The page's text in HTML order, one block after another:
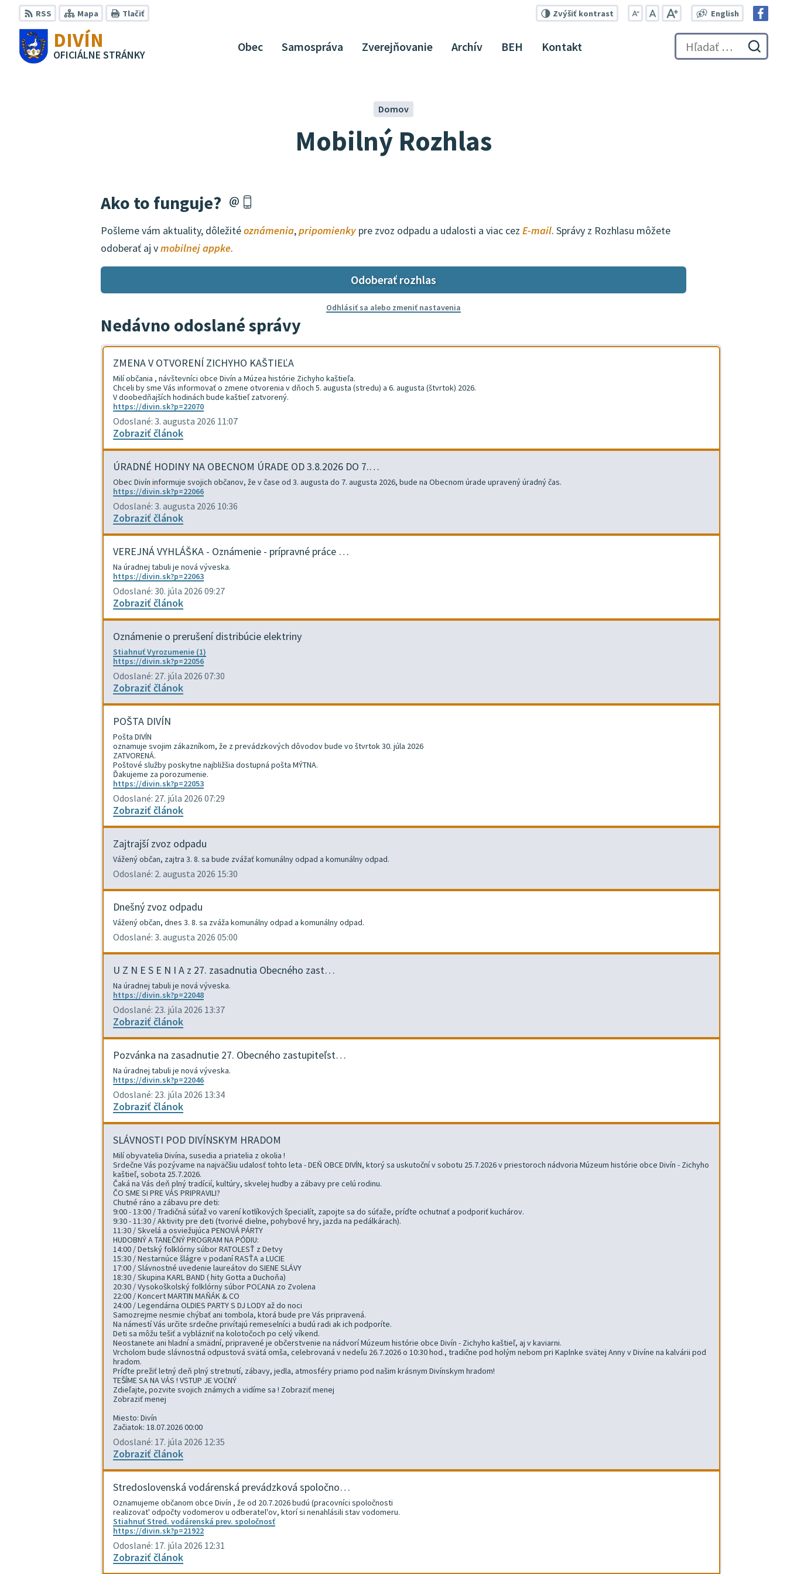
Preskočiť
na
obsah
RSS Mapa Tlačiť Zvýšiťkontrast
pôvodnú
písma
veľkosť
písma
English
language
to
English
DIVÍN
OFICIÁLNE STRÁNKY
Obec Samospráva Zverejňovanie Archív BEH Kontakt Hľadať:
Mobilný Rozhlas
Domov
Ako to funguje?
Pošleme vám aktuality, dôležitéoznámenia,pripomienky pre zvoz odpadu a udalosti a viac cez E-mail. Správy z Rozhlasu môžete
odoberať aj vmobilnej appke.
Odoberať rozhlas
Odhlásiť sa alebo zmeniť nastavenia
Nedávno odoslané správy
ZMENA V OTVORENÍ ZICHYHO KAŠTIEĽA
Milí občania , návštevníci obce Divín a Múzea histórie Zichyho kaštieľa.
Chceli by sme Vás informovať o zmene otvorenia v dňoch 5. augusta (stredu) a 6. augusta (štvrtok) 2026.
V doobedňajších hodinách bude kaštieľ zatvorený.
https://divin.sk?p=22070
Odoslané: 3. augusta 2026 11:07
Zobraziť článok
ÚRADNÉ HODINY NA OBECNOM ÚRADE OD 3.8.2026 DO 7.…
Obec Divín informuje svojich občanov, že v čase od 3. augusta do 7. augusta 2026, bude na Obecnom úrade upravený úradný čas.
https://divin.sk?p=22066
Odoslané: 3. augusta 2026 10:36
Zobraziť článok
VEREJNÁ VYHLÁŠKA - Oznámenie - prípravné práce …
Na úradnej tabuli je nová výveska.
https://divin.sk?p=22063
Odoslané: 30. júla 2026 09:27
Zobraziť článok
Oznámenie o prerušení distribúcie elektriny
Stiahnuť Vyrozumenie (1)
https://divin.sk?p=22056
Odoslané: 27. júla 2026 07:30
Zobraziť článok
POŠTA DIVÍN
Pošta DIVÍN
oznamuje svojim zákazníkom, že z prevádzkových dôvodov bude vo štvrtok 30. júla 2026
ZATVORENÁ.
Poštové služby poskytne najbližšia dostupná pošta MÝTNA.
Ďakujeme za porozumenie.
https://divin.sk?p=22053
Odoslané: 27. júla 2026 07:29
Zobraziť článok
Zajtrajší zvoz odpadu
Vážený občan, zajtra 3. 8. sa bude zvážať komunálny odpad a komunálny odpad.
Odoslané: 2. augusta 2026 15:30
Dnešný zvoz odpadu
Vážený občan, dnes 3. 8. sa zváža komunálny odpad a komunálny odpad.
Odoslané: 3. augusta 2026 05:00
U Z N E S E N I A z 27. zasadnutia Obecného zast…
Na úradnej tabuli je nová výveska.
https://divin.sk?p=22048
Odoslané: 23. júla 2026 13:37
Zobraziť článok
Pozvánka na zasadnutie 27. Obecného zastupiteľst…
Na úradnej tabuli je nová výveska.
https://divin.sk?p=22046
Odoslané: 23. júla 2026 13:34
Zobraziť článok
SLÁVNOSTI POD DIVÍNSKYM HRADOM
Milí obyvatelia Divína, susedia a priatelia z okolia !
Srdečne Vás pozývame na najväčšiu udalosť tohto leta - DEŇ OBCE DIVÍN, ktorý sa uskutoční v sobotu 25.7.2026 v priestoroch nádvoria Múzeum histórie obce Divín - Zichyho
kaštieľ, sobota 25.7.2026.
Čaká na Vás deň plný tradícií, kultúry, skvelej hudby a zábavy pre celú rodinu.
ČO SME SI PRE VÁS PRIPRAVILI?
Chutné ráno a zábavu pre deti:
9:00 - 13:00 / Tradičná súťaž vo varení kotlíkových špecialít, zapojte sa do súťaže, príďte ochutnať a podporiť kuchárov.
9:30 - 11:30 / Aktivity pre deti (tvorivé dielne, pohybové hry, jazda na pedálkárach).
11:30 / Skvelá a osviežujúca PENOVÁ PÁRTY
HUDOBNÝ A TANEČNÝ PROGRAM NA PÓDIU:
14:00 / Detský folklórny súbor RATOLESŤ z Detvy
15:30 / Nestarnúce šlágre v podaní RASŤA a LUCIE
17:00 / Slávnostné uvedenie laureátov do SIENE SLÁVY
18:30 / Skupina KARL BAND ( hity Gotta a Duchoňa)
20:30 / Vysokoškolský folklórny súbor POĽANA zo Zvolena
22:00 / Koncert MARTIN MAŇÁK & CO
24:00 / Legendárna OLDIES PARTY S DJ LODY až do noci
Samozrejme nesmie chýbať ani tombola, ktorá bude pre Vás pripravená.
Na námestí Vás určite srdečne privítajú remeselníci a budú radi ak ich podporíte.
Deti sa môžu tešiť a vyblázniť na kolotočoch po celý víkend.
Neostanete ani hladní a smädní, pripravené je občerstvenie na nádvorí Múzeum histórie obce Divín - Zichyho kaštieľ, aj v kaviarni.
Vrcholom bude slávnostná odpustová svätá omša, celebrovaná v nedeľu 26.7.2026 o 10:30 hod., tradične pod holým nebom pri Kaplnke svätej Anny v Divíne na kalvárii pod
hradom.
Príďte prežiť letný deň plný stretnutí, zábavy, jedla, atmosféry priamo pod našim krásnym Divínskym hradom!
TEŠÍME SA NA VÁS ! VSTUP JE VOĽNÝ
Zdieľajte, pozvite svojich známych a vidíme sa ! Zobraziť menej
Zobraziť menej
Miesto: Divín
Začiatok: 18.07.2026 00:00
Odoslané: 17. júla 2026 12:35
Zobraziť článok
Stredoslovenská vodárenská prevádzková spoločno…
Oznamujeme občanom obce Divín , že od 20.7.2026 budú (pracovníci spoločnosti
realizovat' odpočty vodomerov u odberatel'ov, ktorí si nenahlásili stav vodomeru.
Stiahnuť Stred. vodárenská prev. spoločnosť
https://divin.sk?p=21922
Odoslané: 17. júla 2026 12:31
Zobraziť článok